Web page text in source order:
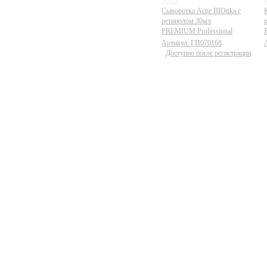
Сыворотка Acne BIOtika с
ретинолом 30мл
PREMIUM Professional
Артикул: ГП070168
Доступно после регистрации